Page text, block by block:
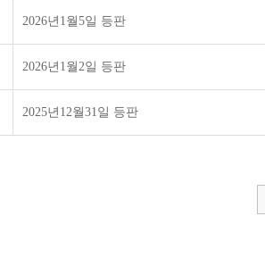
2026년1월5일 등판
2026년1월2일 등판
2025년12월31일 등판